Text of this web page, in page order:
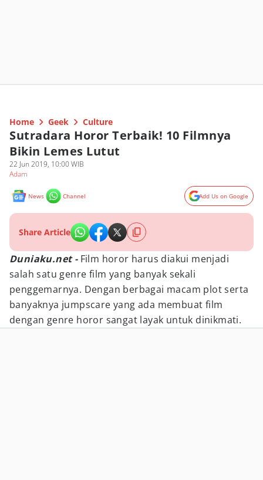
Home Geek Culture
Sutradara Horor Terbaik! 10 Filmnya
Bikin Lemes Lutut
22 Jun 2019, 10:00 WIB
Adam
News Channel Add Us on Google
Share Article
Duniaku.net - Film horor harus diakui menjadi
salah satu genre film yang banyak sekali
penggemarnya. Dengan berbagai macam plot serta
banyaknya jumpscare yang ada membuat film
dengan genre horor sangat layak untuk dinikmati.